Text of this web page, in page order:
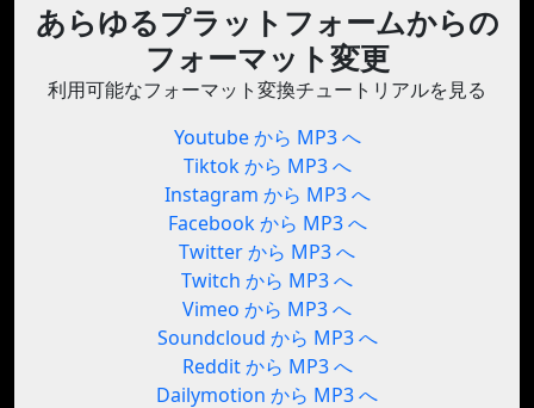
あらゆるプラットフォームからの
フォーマット変更
利用可能なフォーマット変換チュートリアルを見る
Youtube から MP3 へ
Tiktok から MP3 へ
Instagram から MP3 へ
Facebook から MP3 へ
Twitter から MP3 へ
Twitch から MP3 へ
Vimeo から MP3 へ
Soundcloud から MP3 へ
Reddit から MP3 へ
Dailymotion から MP3 へ